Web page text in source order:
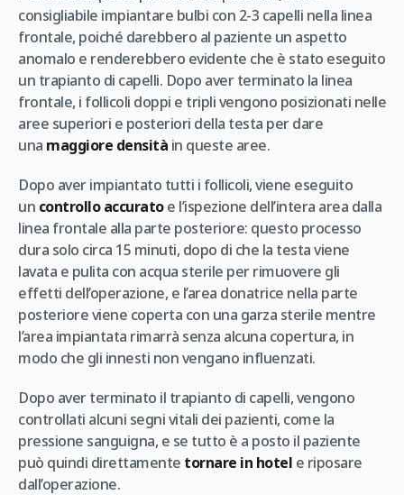
consigliabile impiantare bulbi con 2-3 capelli nella linea
frontale, poiché darebbero al paziente un aspetto
anomalo e renderebbero evidente che è stato eseguito
un trapianto di capelli. Dopo aver terminato la linea
frontale, i follicoli doppi e tripli vengono posizionati nelle
aree superiori e posteriori della testa per dare
una maggiore densità in queste aree.
Dopo aver impiantato tutti i follicoli, viene eseguito
un controllo accuratoe l’ispezione dell’intera area dalla
linea frontale alla parte posteriore: questo processo
dura solo circa 15 minuti, dopo di che la testa viene
lavata e pulita con acqua sterile per rimuovere gli
effetti dell’operazione, e l’area donatrice nella parte
posteriore viene coperta con una garza sterile mentre
l’area impiantata rimarrà senza alcuna copertura, in
modo che gli innesti non vengano influenzati.
Dopo aver terminato il trapianto di capelli, vengono
controllati alcuni segni vitali dei pazienti, come la
pressione sanguigna, e se tutto è a posto il paziente
può quindi direttamente tornare in hotel e riposare
dall’operazione.